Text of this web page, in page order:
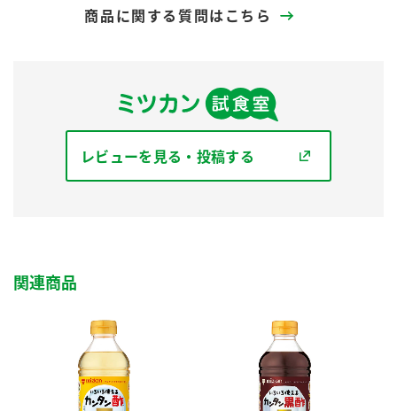
商品に関する質問はこちら
レビューを見る・投稿する
関連商品